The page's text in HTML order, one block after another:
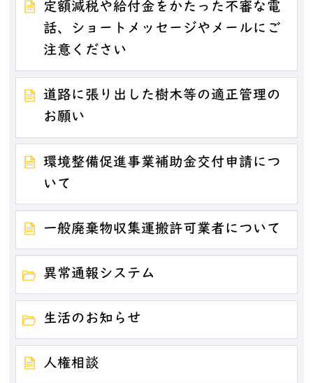
定額減税や給付金をかたった不審な電
話、ショートメッセージやメールにご
注意ください
道路に張り出した樹木等の適正管理の
お願い
環境整備促進事業補助金交付申請につ
いて
一般廃棄物収集運搬許可業者について
異常通報システム
生活のお知らせ
人権相談